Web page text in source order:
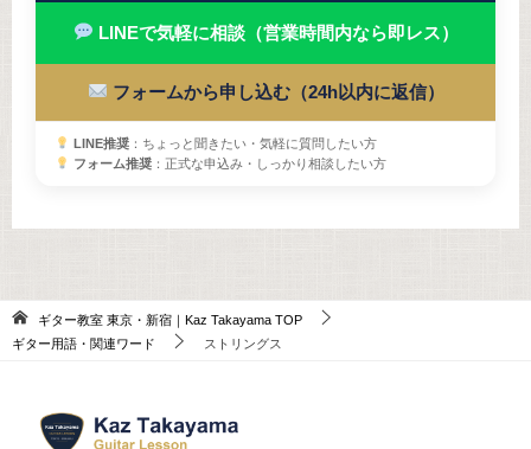
LINEで気軽に相談（営業時間内なら即レス）
フォームから申し込む（24h以内に返信）
LINE推奨：ちょっと聞きたい・気軽に質問したい方
フォーム推奨：正式な申込み・しっかり相談したい方
ギター教室 東京・新宿｜Kaz Takayama TOP
ギター用語・関連ワード
ストリングス